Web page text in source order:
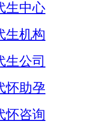
生中心
生机构
生公司
怀助孕
怀咨询